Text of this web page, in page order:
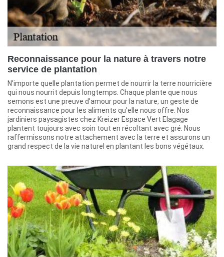
Reconnaissance pour la nature à travers notre
service de plantation
N’importe quelle plantation permet de nourrir la terre nourricière
qui nous nourrit depuis longtemps. Chaque plante que nous
semons est une preuve d’amour pour la nature, un geste de
reconnaissance pour les aliments qu'elle nous offre. Nos
jardiniers paysagistes chez Kreizer Espace Vert Elagage
plantent toujours avec soin tout en récoltant avec gré. Nous
raffermissons notre attachement avec la terre et assurons un
grand respect de la vie naturel en plantant les bons végétaux.